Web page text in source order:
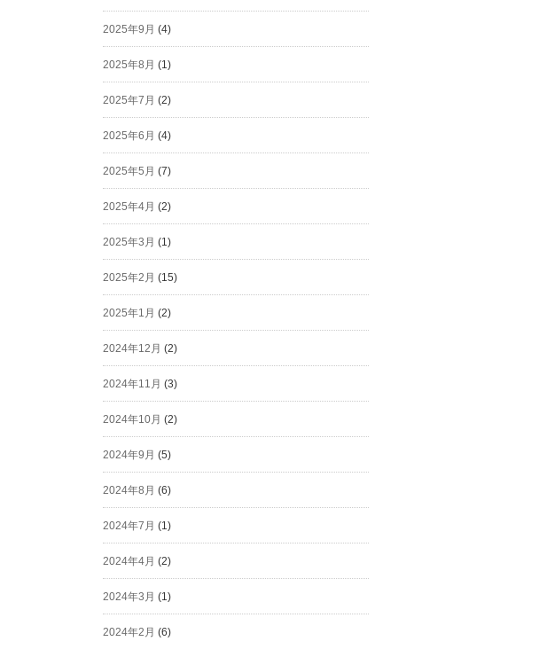
2025年9月 (4)
2025年8月 (1)
2025年7月 (2)
2025年6月 (4)
2025年5月 (7)
2025年4月 (2)
2025年3月 (1)
2025年2月 (15)
2025年1月 (2)
2024年12月 (2)
2024年11月 (3)
2024年10月 (2)
2024年9月 (5)
2024年8月 (6)
2024年7月 (1)
2024年4月 (2)
2024年3月 (1)
2024年2月 (6)